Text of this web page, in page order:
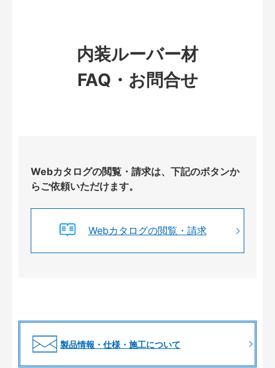
内装ルーバー材
FAQ・お問合せ
Webカタログの閲覧・請求は、下記のボタンか
らご依頼いただけます。
Webカタログの閲覧・請求
製品情報・仕様・施工について